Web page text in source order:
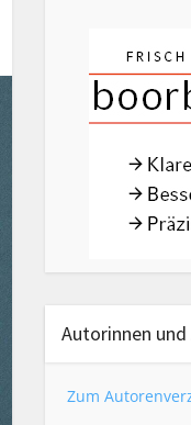
Autorinnen
Zum